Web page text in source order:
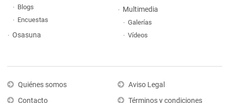
Blogs
Encuestas
Osasuna
Multimedia
Galerías
Vídeos
Quiénes somos
Contacto
Aviso Legal
Términos y condiciones